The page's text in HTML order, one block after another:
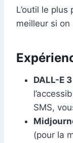
L’outil le plus
meilleur si on
DALL-E 3
SMS,
(pour la